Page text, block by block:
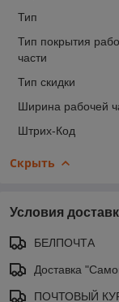
Тип
Тип покрытия
части
Тип скидки
Ширина рабочей
Штрих-Код
Скрыть
Условия
БЕЛПОЧТА
Доставка
ПОЧТОВЫЙ